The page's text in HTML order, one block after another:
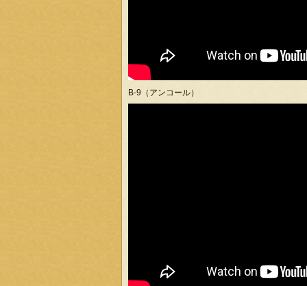
B-9（アンコール）